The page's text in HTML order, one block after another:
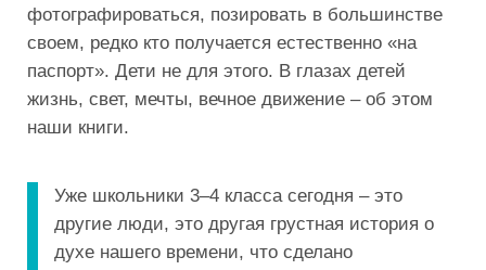
фотографироваться, позировать в большинстве
своем, редко кто получается естественно «на
паспорт». Дети не для этого. В глазах детей
жизнь, свет, мечты, вечное движение – об этом
наши книги.
Уже школьники 3–4 класса сегодня – это
другие люди, это другая грустная история о
духе нашего времени, что сделано